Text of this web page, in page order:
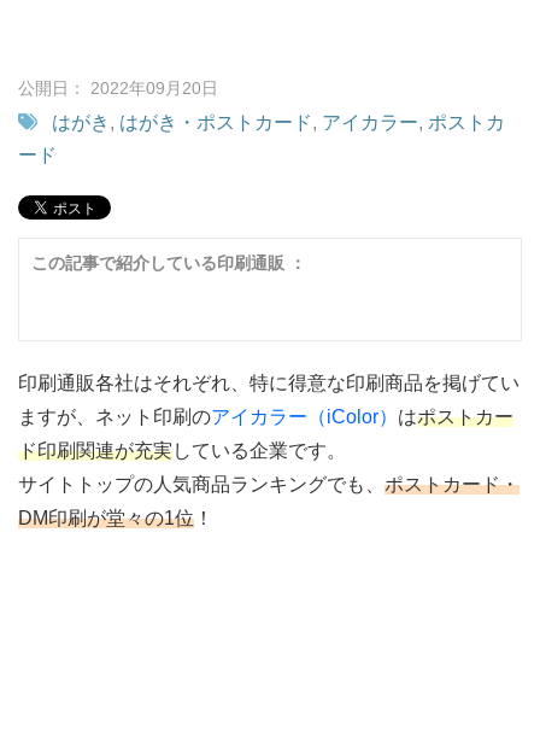
公開日： 2022年09月20日
はがき , はがき・ポストカード, アイカラー, ポストカ
ード
この記事で紹介している印刷通販 ：
印刷通販各社はそれぞれ、特に得意な印刷商品を掲げてい
ますが、ネット印刷のアイカラー（iColor） はポストカー
ド印刷関連が充実している企業です。
サイトトップの人気商品ランキングでも、 ポストカード・
DM印刷が堂々の1位 ！